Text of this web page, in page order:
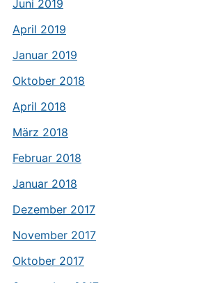
Juni 2019
April 2019
Januar 2019
Oktober 2018
April 2018
März 2018
Februar 2018
Januar 2018
Dezember 2017
November 2017
Oktober 2017